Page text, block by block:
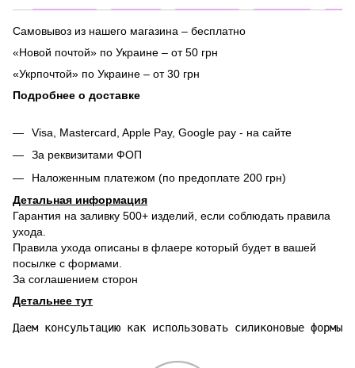
Самовывоз из нашего магазина – бесплатно
«Новой почтой» по Украине – от 50 грн
«Укрпочтой» по Украине – от 30 грн
Подробнее о доставке
Visa, Mastercard, Apple Pay, Google pay - на сайте
За реквизитами ФОП
Наложенным платежом (по предоплате 200 грн)
Детальная информация
Гарантия на заливку 500+ изделий, если соблюдать правила
ухода.
Правила ухода описаны в флаере который будет в вашей
посылке с формами.
За соглашением сторон
Детальнее тут
Даем консультацию как использовать силиконовые формы